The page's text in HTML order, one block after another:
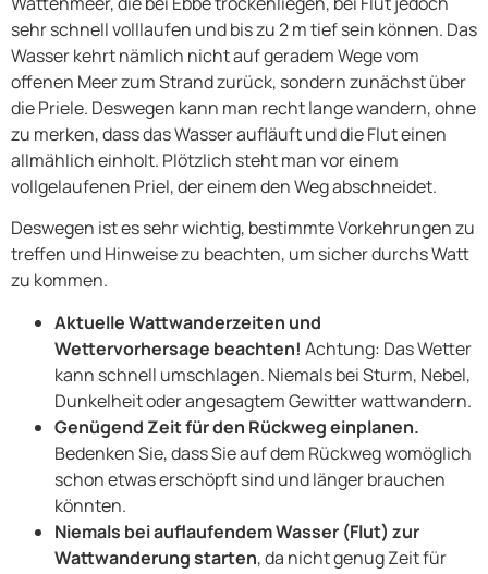
sehr schnell volllaufen und bis zu 2 m tief sein können. Das
Wasser kehrt nämlich nicht auf geradem Wege vom
offenen Meer zum Strand zurück, sondern zunächst über
die Priele. Deswegen kann man recht lange wandern, ohne
zu merken, dass das Wasser aufläuft und die Flut einen
allmählich einholt. Plötzlich steht man vor einem
vollgelaufenen Priel, der einem den Weg abschneidet.
Deswegen ist es sehr wichtig, bestimmte Vorkehrungen zu
treffen und Hinweise zu beachten, um sicher durchs Watt
zu kommen.
Aktuelle Wattwanderzeiten und
Wettervorhersage beachten! Achtung: Das Wetter
kann schnell umschlagen. Niemals bei Sturm, Nebel,
Dunkelheit oder angesagtem Gewitter wattwandern.
Genügend Zeit für den Rückweg einplanen.
Bedenken Sie, dass Sie auf dem Rückweg womöglich
schon etwas erschöpft sind und länger brauchen
könnten.
Niemals bei auflaufendem Wasser (Flut) zur
Wattwanderung starten, da nicht genug Zeit für